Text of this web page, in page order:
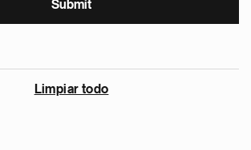
Limpiar todo